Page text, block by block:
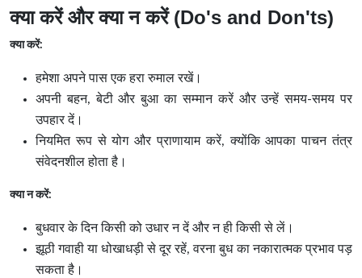
क्या करें और क्या न करें (Do's and Don'ts)
क्या करें:
हमेशा अपने पास एक हरा रुमाल रखें।
अपनी बहन, बेटी और बुआ का सम्मान करें और उन्हें समय-समय पर
उपहार दें।
नियमित रूप से योग और प्राणायाम करें, क्योंकि आपका पाचन तंत्र
संवेदनशील होता है।
क्या न करें:
बुधवार के दिन किसी को उधार न दें और न ही किसी से लें।
झूठी गवाही या धोखाधड़ी से दूर रहें, वरना बुध का नकारात्मक प्रभाव पड़
सकता है।